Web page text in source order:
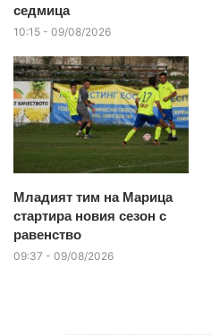
седмица
10:15 - 09/08/2026
Младият тим на Марица
стартира новия сезон с
равенство
09:37 - 09/08/2026